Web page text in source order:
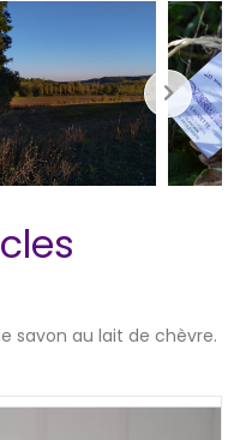
savon au lait de chèvre.